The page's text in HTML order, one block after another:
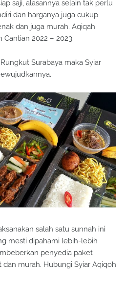
saji, alasannya selain tak perlu
dan harganya juga cukup
dan juga murah. Aqiqah
Cantian 2022 – 2023.
Surabaya maka Syiar
salah satu sunnah ini
mesti dipahami lebih-lebih
penyedia paket
dan murah. Hubungi Syiar Aqiqoh